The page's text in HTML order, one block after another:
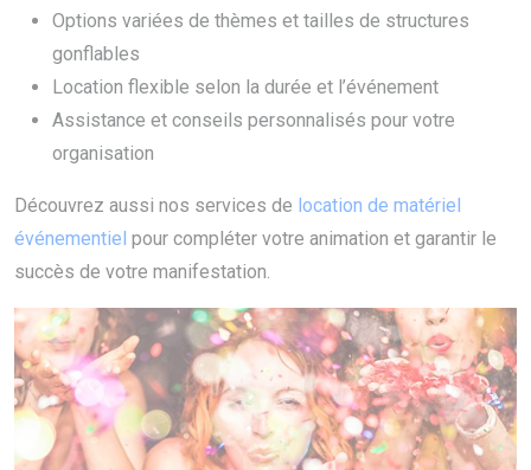
Options variées de thèmes et tailles de structures
gonflables
Location flexible selon la durée et l’événement
Assistance et conseils personnalisés pour votre
organisation
Découvrez aussi nos services de location de matériel
événementiel pour compléter votre animation et garantir le
succès de votre manifestation.